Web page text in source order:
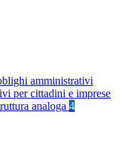
amministrativi
per cittadini e imprese
analoga 4